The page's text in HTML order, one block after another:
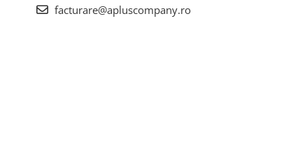
facturare@apluscompany.ro